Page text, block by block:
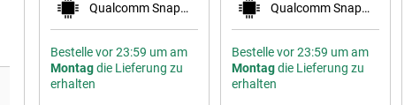
Qualcomm Snapdragon 8s Gen 4 Mobile Platform
Bestelle vor 23:59 um am
Montagdie Lieferung zu
erhalten
Qualcomm Snapdragon 8 Gen 5 Mobile Platform
Bestelle vor 23:59 um am
Montagdie Lieferung zu
erhalten